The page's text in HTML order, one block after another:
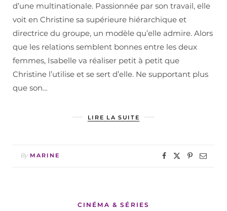
d’une multinationale. Passionnée par son travail, elle
voit en Christine sa supérieure hiérarchique et
directrice du groupe, un modèle qu’elle admire. Alors
que les relations semblent bonnes entre les deux
femmes, Isabelle va réaliser petit à petit que
Christine l’utilise et se sert d’elle. Ne supportant plus
que son…
LIRE LA SUITE
By MARINE
CINÉMA & SÉRIES